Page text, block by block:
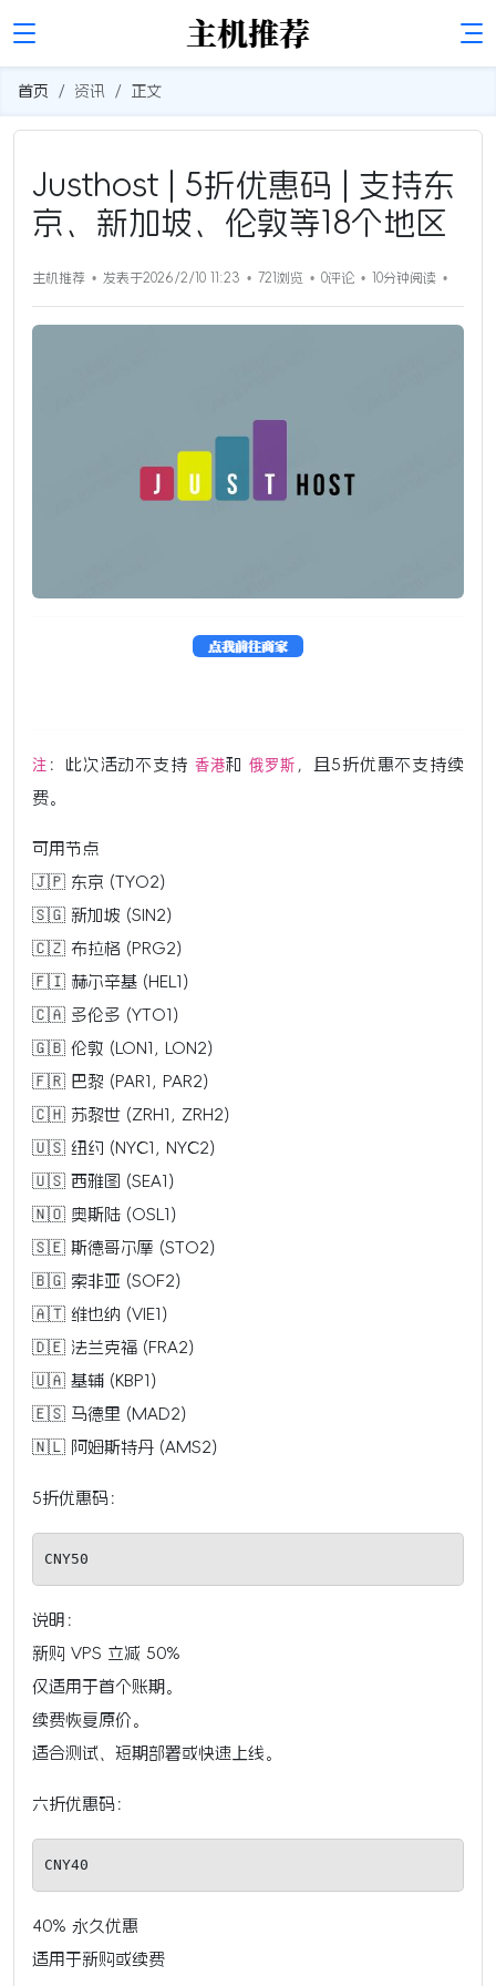
首页 资讯 正文
Justhost | 5折优惠码 | 支持东
京、新加坡、伦敦等18个地区
主机推荐 发表于2026/2/10 11:23 721浏览 0评论 10分钟阅读
注 ：此次活动不支持 香港和俄罗斯 ，且5折优惠不支持续
费。
可用节点
🇯🇵 东京 (TYO2)
🇸🇬 新加坡 (SIN2)
🇨🇿 布拉格 (PRG2)
🇫🇮 赫尔辛基 (HEL1)
🇨🇦 多伦多 (YTO1)
🇬🇧 伦敦 (LON1, LON2)
🇫🇷 巴黎 (PAR1, PAR2)
🇨🇭 苏黎世 (ZRH1, ZRH2)
🇺🇸 纽约 (NYC1, NYC2)
🇺🇸 西雅图 (SEA1)
🇳🇴 奥斯陆 (OSL1)
🇸🇪 斯德哥尔摩 (STO2)
🇧🇬 索非亚 (SOF2)
🇦🇹 维也纳 (VIE1)
🇩🇪 法兰克福 (FRA2)
🇺🇦 基辅 (KBP1)
🇪🇸 马德里 (MAD2)
🇳🇱 阿姆斯特丹 (AMS2)
5折优惠码：
CNY50
说明：
新购 VPS 立减 50%
仅适用于首个账期。
续费恢复原价。
适合测试、短期部署或快速上线。
六折优惠码：
CNY40
40% 永久优惠
适用于新购或续费